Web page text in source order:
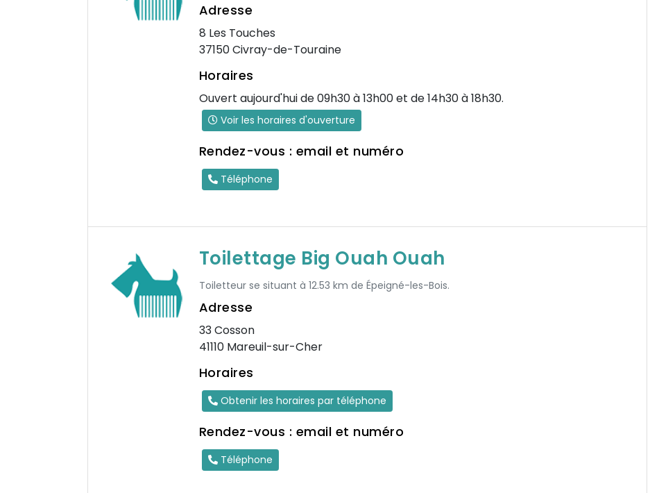
Adresse
8 Les Touches
37150 Civray-de-Touraine
Horaires
Ouvert aujourd'hui de 09h30 à 13h00 et de 14h30 à 18h30.
Voir les horaires d'ouverture
Rendez-vous : email et numéro
Téléphone
Toilettage Big Ouah Ouah
Toiletteur se situant à 12.53 km de Épeigné-les-Bois.
Adresse
33 Cosson
41110 Mareuil-sur-Cher
Horaires
Obtenir les horaires par téléphone
Rendez-vous : email et numéro
Téléphone